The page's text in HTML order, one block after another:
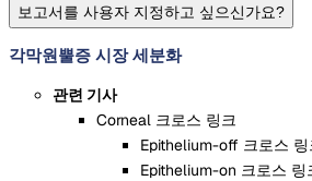
보고서를 사용자 지정하고 싶으신가요?
각막원뿔증 시장 세분화
관련 기사
Corneal 크로스 링크
Epithelium-off 크로스 링
Epithelium-on 크로스 링